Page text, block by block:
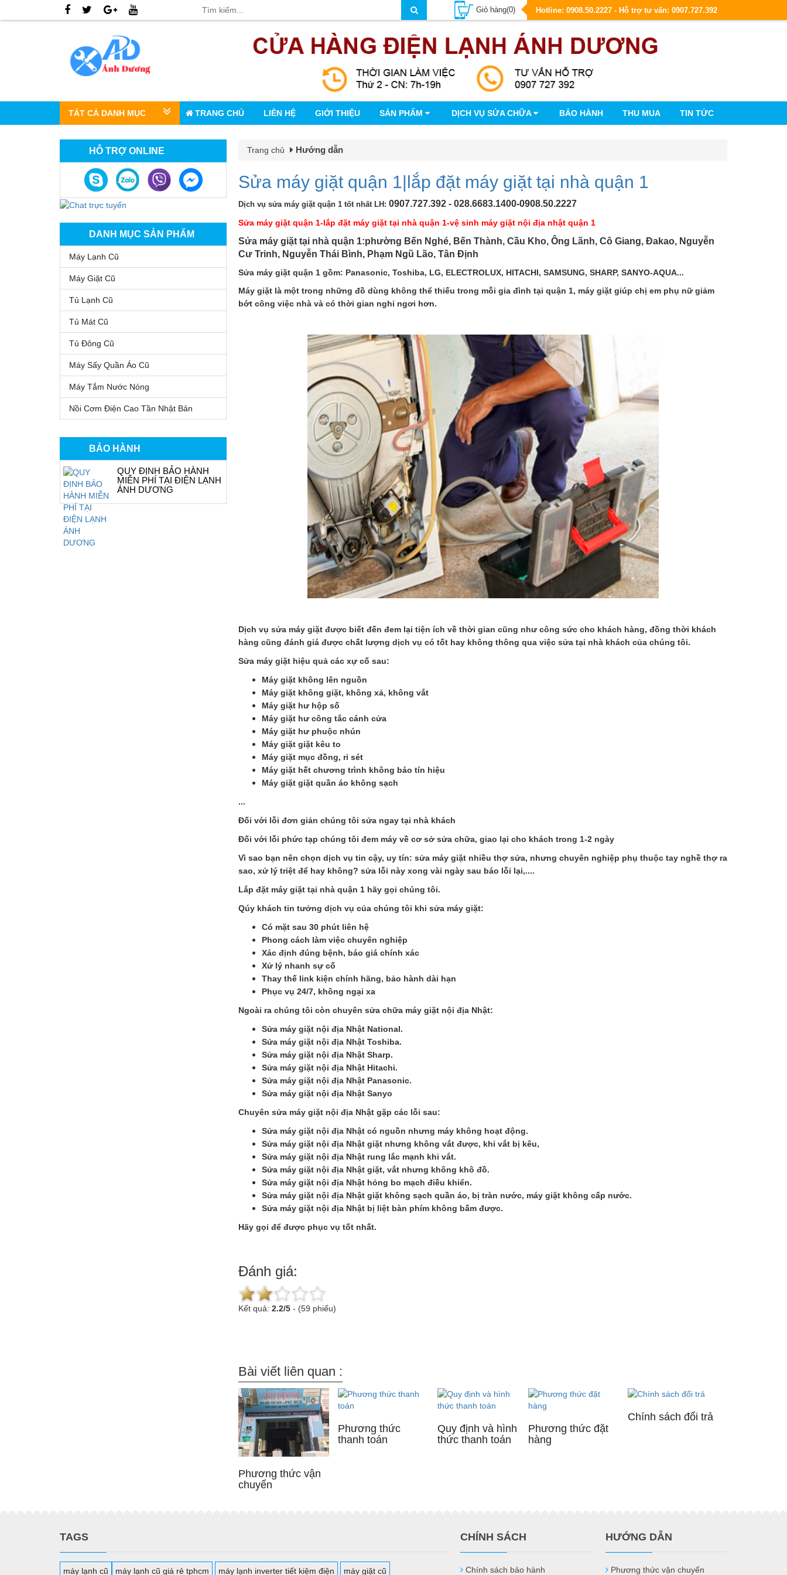
Giỏ hàng(0) Hotline: 0908.50.2227 - Hỗ trợ tư vấn: 0907.727.392
TẤT CẢ DANH MỤC TRANG CHỦ LIÊN HỆ GIỚI THIỆU SẢN PHẨM DỊCH VỤ SỬA CHỮA BẢO HÀNH THU MUA TIN TỨC
HỖ TRỢ ONLINE
DANH MỤC SẢN PHẨM
Máy Lạnh Cũ
Máy Giặt Cũ
Tủ Lạnh Cũ
Tủ Mát Cũ
Tủ Đông Cũ
Máy Sấy Quần Áo Cũ
Máy Tắm Nước Nóng
Nồi Cơm Điện Cao Tần Nhật Bản
BẢO HÀNH
QUY ĐỊNH BẢO HÀNH
MIỄN PHÍ TẠI ĐIỆN LẠNH
ÁNH DƯƠNG
Trang chủ Hướng dẫn
Sửa máy giặt quận 1|lắp đặt máy giặt tại nhà quận 1
Dịch vụ sửa máy giặt quận 1 tốt nhất LH: 0907.727.392 - 028.6683.1400-0908.50.2227
Sửa máy giặt quận 1-lắp đặt máy giặt tại nhà quận 1-vệ sinh máy giặt nội địa nhật quận 1
Sửa máy giặt tại nhà quận 1:phường Bến Nghé, Bến Thành, Cầu Kho, Ông Lãnh, Cô Giang, Đakao, Nguyễn
Cư Trinh, Nguyễn Thái Bình, Phạm Ngũ Lão, Tân Định
Sửa máy giặt quận 1 gồm: Panasonic, Toshiba, LG, ELECTROLUX, HITACHI, SAMSUNG, SHARP, SANYO-AQUA...
Máy giặt là một trong những đồ dùng không thể thiếu trong mỗi gia đình tại quận 1, máy giặt giúp chị em phụ nữ giảm
bớt công việc nhà và có thời gian nghỉ ngơi hơn.
Dịch vụ sửa máy giặt được biết đến đem lại tiện ích về thời gian cũng như công sức cho khách hàng, đồng thời khách
hàng cũng đánh giá được chất lượng dịch vụ có tốt hay không thông qua việc sửa tại nhà khách của chúng tôi.
Sửa máy giặt hiệu quả các xự cố sau:
Máy giặt không lên nguồn
Máy giặt không giặt, không xả, không vắt
Máy giặt hư hộp số
Máy giặt hư công tắc cánh cửa
Máy giặt hư phuộc nhún
Máy giặt giặt kêu to
Máy giặt mục đồng, rỉ sét
Máy giặt hết chương trình không báo tín hiệu
Máy giặt giặt quần áo không sạch
...
Đối với lỗi đơn giản chúng tôi sửa ngay tại nhà khách
Đối với lỗi phức tạp chúng tôi đem máy về cơ sở sửa chữa, giao lại cho khách trong 1-2 ngày
Vì sao bạn nên chọn dịch vụ tin cậy, uy tín: sửa máy giặt nhiều thợ sửa, nhưng chuyên nghiệp phụ thuộc tay nghề thợ ra
sao, xử lý triệt để hay không? sửa lỗi này xong vài ngày sau báo lỗi lại,....
Lắp đặt máy giặt tại nhà quận 1 hãy gọi chúng tôi.
Qúy khách tin tưởng dịch vụ của chúng tôi khi sửa máy giặt:
Có mặt sau 30 phút liên hệ
Phong cách làm việc chuyên nghiệp
Xác định đúng bệnh, báo giá chính xác
Xử lý nhanh sự cố
Thay thế link kiện chính hãng, bảo hành dài hạn
Phục vụ 24/7, không ngại xa
Ngoài ra chúng tôi còn chuyên sửa chữa máy giặt nội địa Nhật:
Sửa máy giặt nội địa Nhật National.
Sửa máy giặt nội địa Nhật Toshiba.
Sửa máy giặt nội địa Nhật Sharp.
Sửa máy giặt nội địa Nhật Hitachi.
Sửa máy giặt nội địa Nhật Panasonic.
Sửa máy giặt nội địa Nhật Sanyo
Chuyên sửa máy giặt nội địa Nhật gặp các lỗi sau:
Sửa máy giặt nội địa Nhật có nguồn nhưng máy không hoạt động.
Sửa máy giặt nội địa Nhật giặt nhưng không vắt được, khi vắt bị kêu,
Sửa máy giặt nội địa Nhật rung lắc mạnh khi vắt.
Sửa máy giặt nội địa Nhật giặt, vắt nhưng không khô đồ.
Sửa máy giặt nội địa Nhật hỏng bo mạch điều khiển.
Sửa máy giặt nội địa Nhật giặt không sạch quần áo, bị tràn nước, máy giặt không cấp nước.
Sửa máy giặt nội địa Nhật bị liệt bàn phím không bấm được.
Hãy gọi để được phục vụ tốt nhất.
Đánh giá:
Kết quả: 2.2/5 - (59 phiếu)
Bài viết liên quan :
Phương thức vận
chuyển
Phương thức
thanh toán
Quy định và hình
thức thanh toán
Phương thức đặt
hàng
Chính sách đổi trả
TAGS
máy lạnh cũ máy lạnh cũ giá rẻ tphcm máy lạnh inverter tiết kiệm điện máy giặt cũ
CHÍNH SÁCH
Chính sách bảo hành
HƯỚNG DẪN
Phương thức vận chuyển